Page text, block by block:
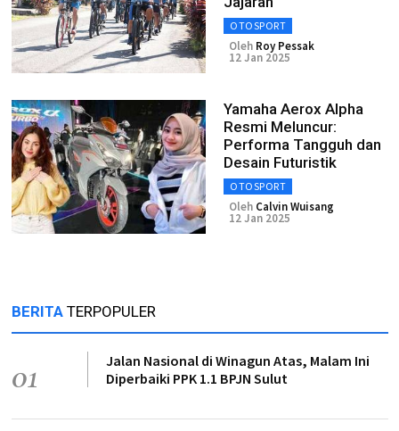
OTOSPORT
Oleh Roy Pessak
12 Jan 2025
Yamaha Aerox Alpha
Resmi Meluncur:
Performa Tangguh dan
Desain Futuristik
OTOSPORT
Oleh Calvin Wuisang
12 Jan 2025
BERITA TERPOPULER
01
Jalan Nasional di Winagun Atas, Malam Ini
Diperbaiki PPK 1.1 BPJN Sulut